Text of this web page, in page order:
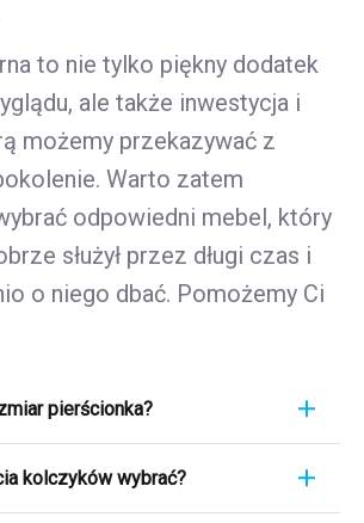
to nie tylko piękny dodatek
ale także inwestycja i
możemy przekazywać z
Warto zatem
odpowiedni mebel, który
służył przez długi czas i
o niego dbać. Pomożemy Ci
pierścionka?
weź linijkę i przyłóż ją
do pierścionka, który aktualnie
kolczyków wybrać?